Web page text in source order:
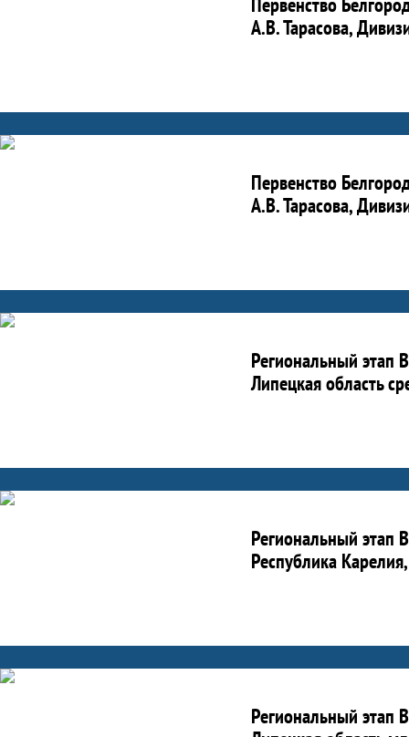
А.В. Тарасова,
Первенство
А.В. Тарасова,
Региональный этап
Липецкая область
Региональный этап
Республика
Региональный этап